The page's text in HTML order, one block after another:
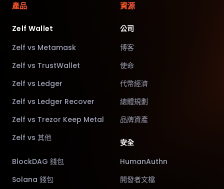
產品
Zelf Wallet
Zelf vs Metamask
Zelf vs TrustWallet
Zelf vs Ledger
Zelf vs Ledger Recover
Zelf vs Trezor Keep Metal
Zelf vs 其他
BlockDAG 錢包
Solana 錢包
資源
公司
博客
使命
代幣經濟
總體規劃
品牌資產
安全
HumanAuthn
開發者文檔